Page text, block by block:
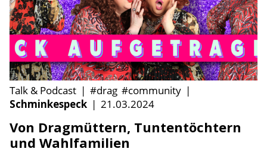
Talk & Podcast | #drag #community |
Schminkespeck | 21.03.2024
Von Dragmüttern, Tuntentöchtern
und Wahlfamilien